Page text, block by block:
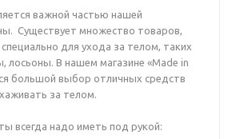
важной частью нашей
Существует множество товаров,
для ухода за телом, таких
лосьоны. В нашем магазине «Made in
большой выбор отличных средств
за телом.
всегда надо иметь под рукой: